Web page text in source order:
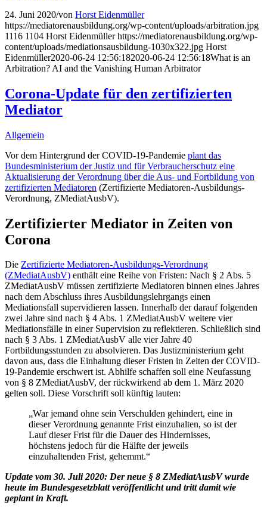
24. Juni 2020/von Horst Eidenmüller
https://mediatorenausbildung.org/wp-content/uploads/arbitration.jpg
1116 1104 Horst Eidenmüller https://mediatorenausbildung.org/wp-
content/uploads/mediationsausbildung-1030x322.jpg Horst
Eidenmüller2020-06-24 12:56:182020-06-24 12:56:18What is an
Arbitration? AI and the Vanishing Human Arbitrator
Corona-Update für den zertifizierten
Mediator
Allgemein
Vor dem Hintergrund der COVID-19-Pandemie plant das
Bundesministerium der Justiz und für Verbraucherschutz eine
Aktualisierung der Verordnung über die Aus- und Fortbildung von
zertifizierten Mediatoren (Zertifizierte Mediatoren-Ausbildungs-
Verordnung, ZMediatAusbV).
Zertifizierter Mediator in Zeiten von
Corona
Die Zertifizierte Mediatoren-Ausbildungs-Verordnung
(ZMediatAusbV) enthält eine Reihe von Fristen: Nach § 2 Abs. 5
ZMediatAusbV müssen zertifizierte Mediatoren binnen eines Jahres
nach dem Abschluss ihres Ausbildungslehrgangs einen
Mediationsfall supervidieren lassen. Innerhalb der darauf folgenden
zwei Jahre sind nach § 4 Abs. 1 ZMediatAusbV weitere vier
Mediationsfälle in einer Supervision zu reflektieren. Schließlich sind
nach § 3 Abs. 1 ZMediatAusbV alle vier Jahre 40
Fortbildungsstunden zu absolvieren. Das Justizministerium geht
davon aus, dass die Einhaltung dieser Fristen in Zeiten der COVID-
19-Pandemie erschwert ist. Abhilfe schaffen soll eine Neufassung
von § 8 ZMediatAusbV, der rückwirkend ab dem 1. März 2020
gelten soll. Diese Vorschrift soll künftig lauten:
„War jemand ohne sein Verschulden gehindert, eine in
dieser Verordnung genannte Frist einzuhalten, so ist der
Lauf dieser Frist für die Dauer des Hindernisses,
höchstens jedoch für die Hälfte der jeweils
einzuhaltenden Frist, gehemmt.“
Update vom 30. Juli 2020: Der neue § 8 ZMediatAusbV wurde
heute im Bundesgesetzblatt veröffentlicht und tritt damit wie
geplant in Kraft.